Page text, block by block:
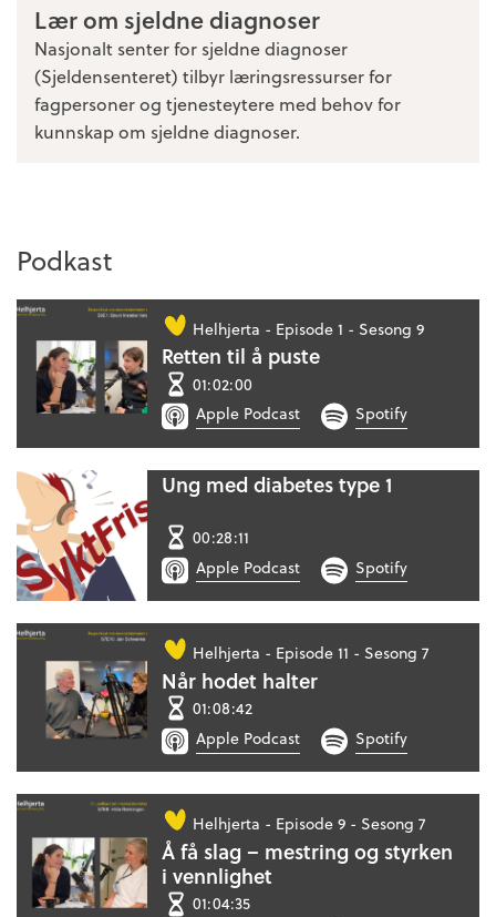
Lær om sjeldne diagnoser
Nasjonalt senter for sjeldne diagnoser
(Sjeldensenteret) tilbyr læringsressurser for
fagpersoner og tjenesteytere med behov for
kunnskap om sjeldne diagnoser.
Podkast
Helhjerta - Episode 1 - Sesong 9
Retten til å puste
01:02:00
Apple Podcast
Spotify
Ung med diabetes type 1
00:28:11
Apple Podcast
Spotify
Helhjerta - Episode 11 - Sesong 7
Når hodet halter
01:08:42
Apple Podcast
Spotify
Helhjerta - Episode 9 - Sesong 7
Å få slag – mestring og styrken
i vennlighet
01:04:35